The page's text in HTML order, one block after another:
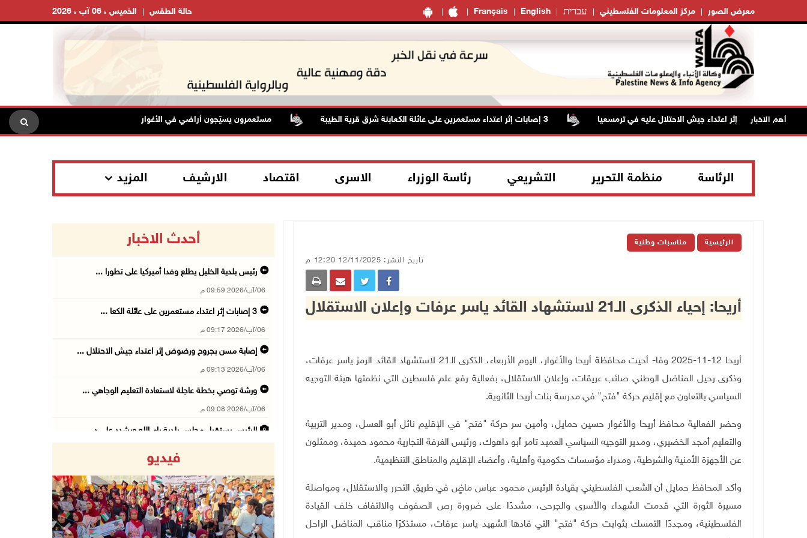
Français English עברית مركز المعلومات الفلسطيني معرض الصور الخميس ، 06 آب ، 2026 حالة الطقس
أهم الاخبار
ورضوض إثر اعتداء جيش الاحتلال عليه في ترمسعيا مستعمرون يسيّجون أراضي في الأغوار الشمالية الاحتلال يقتحم
الرئاسة منظمة التحرير التشريعي رئاسة الوزراء الاسرى اقتصاد الارشيف المزيد
الرئيسية مناسبات وطنية
تاريخ النشر: 12/11/2025 12:20 م
أريحا: إحياء الذكرى الـ21 لاستشهاد القائد ياسر عرفات وإعلان الاستقلال
أريحا 12-11-2025 وفا- أحيت محافظة أريحا والأغوار، اليوم الأربعاء، الذكرى الـ21 لاستشهاد القائد الرمز ياسر عرفات،
وذكرى رحيل المناضل الوطني صائب عريقات، وإعلان الاستقلال، بفعالية رفع علم فلسطين التي نظمتها هيئة التوجيه
السياسي بالتعاون مع إقليم حركة "فتح" في مدرسة بنات أريحا الثانوية.
وحضر الفعالية محافظ أريحا والأغوار حسين حمايل، وأمين سر حركة "فتح" في الإقليم نائل أبو العسل، ومدير التربية
والتعليم أمجد الخضيري، ومدير التوجيه السياسي العميد تامر أبو داهوك، ورئيس الغرفة التجارية محمود حميدة، وممثلون
عن الأجهزة الأمنية والشرطية، ومدراء مؤسسات حكومية وأهلية، وأعضاء الإقليم والمناطق التنظيمية.
وأكد المحافظ حمايل أن الشعب الفلسطيني بقيادة الرئيس محمود عباس ماضٍ في طريق التحرر والاستقلال، ومواصلة
مسيرة الثورة التي قدمت الشهداء والأسرى والجرحى، مشددًا على ضرورة رص الصفوف والالتفاف خلف القيادة
الفلسطينية، ومجددًا التمسك بثوابت حركة "فتح" التي قادها الشهيد ياسر عرفات، مستذكرًا مناقب المناضل الراحل
أحدث الاخبار
رئيس بلدية الخليل يطلع وفدا أميركيا على تطورا ...
06/آب/2026 09:59 م
06/آب/2026 09:17 م
إصابة مسن بجروح ورضوض إثر اعتداء جيش الاحتلال ...
06/آب/2026 09:13 م
ورشة توصي بخطة عاجلة لاستعادة التعليم الوجاهي ...
06/آب/2026 09:08 م
الرئيس يستقبل مجلس بلدية رام الله ويشدد على د ...
06/آب/2026 08:33 م
الاحتلال يوسع حملات الدهم والاعتقال في قلنديا ...
06/آب/2026 08:06 م
فيديو
Previous Next